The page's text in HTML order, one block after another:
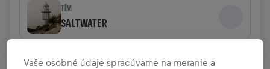
TÍM
SALTWATER
PREHĽAD FUNDRAISINGU
Vaše osobné údaje spracúvame na meranie a